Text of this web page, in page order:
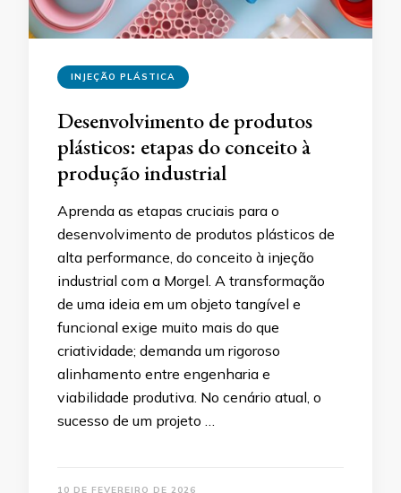
INJEÇÃO PLÁSTICA
Desenvolvimento de produtos
plásticos: etapas do conceito à
produção industrial
Aprenda as etapas cruciais para o
desenvolvimento de produtos plásticos de
alta performance, do conceito à injeção
industrial com a Morgel. A transformação
de uma ideia em um objeto tangível e
funcional exige muito mais do que
criatividade; demanda um rigoroso
alinhamento entre engenharia e
viabilidade produtiva. No cenário atual, o
sucesso de um projeto …
10 DE FEVEREIRO DE 2026